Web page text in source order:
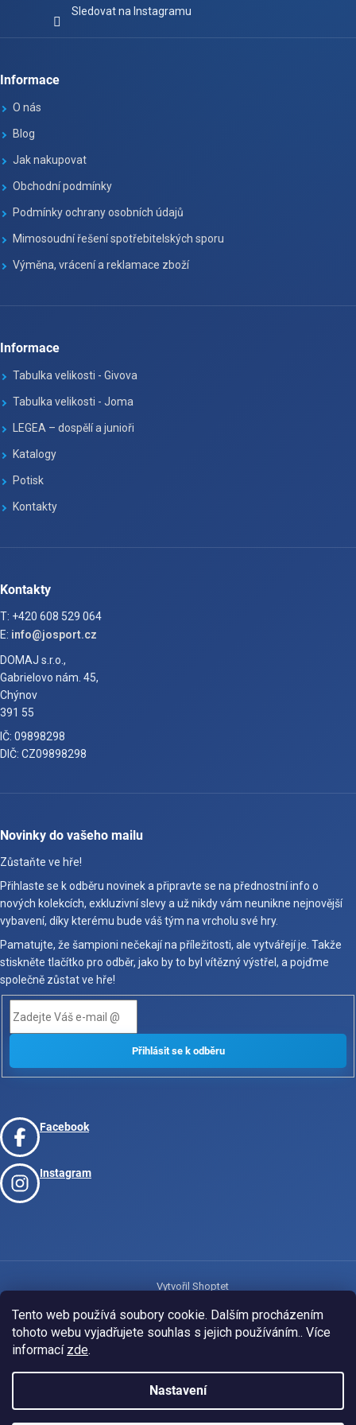
Tento web používá soubory cookie. Dalším procházením
tohoto webu vyjadřujete souhlas s jejich používáním.. Více
informací zde.
Nastavení
Sledovat na Instagramu
Informace
O nás
Blog
Jak nakupovat
Obchodní podmínky
Podmínky ochrany osobních údajů
Mimosoudní řešení spotřebitelských sporu
Výměna, vrácení a reklamace zboží
Informace
Tabulka velikosti - Givova
Tabulka velikosti - Joma
LEGEA – dospělí a junioři
Katalogy
Potisk
Kontakty
Kontakty
T: +420 608 529 064
E: info@josport.cz
DOMAJ s.r.o.,
Gabrielovo nám. 45,
Chýnov
391 55
IČ: 09898298
DIČ: CZ09898298
Novinky do vašeho mailu
Zůstaňte ve hře!
Přihlaste se k odběru novinek a připravte se na přednostní info o
nových kolekcích, exkluzivní slevy a už nikdy vám neunikne nejnovější
vybavení, díky kterému bude váš tým na vrcholu své hry.
Pamatujte, že šampioni nečekají na příležitosti, ale vytvářejí je. Takže
stiskněte tlačítko pro odběr, jako by to byl vítězný výstřel, a pojďme
společně zůstat ve hře!
Facebook
Instagram
Vytvořil Shoptet
Copyright 2026www.josport.cz. Všechna práva vyhrazena.